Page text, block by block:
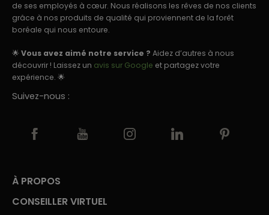
de ses employés à cœur. Nous réalisons les rêves de nos clients
grâce à nos produits de qualité qui proviennent de la forêt
boréale qui nous entoure.
🌟Vous avez aimé notre service ? Aidez d’autres à nous
découvrir ! Laissez un avis sur Google et partagez votre
expérience. 🌟
Suivez-nous :
À PROPOS
CONSEILLER VIRTUEL